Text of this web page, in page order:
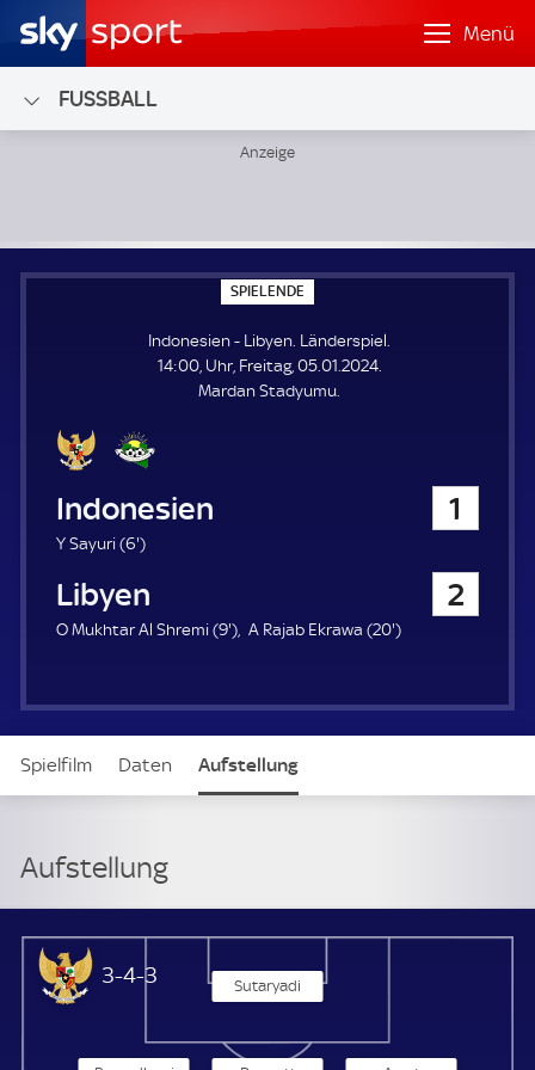
Menü
FUSSBALL
SPIELENDE
P
E
L
E
N
Indonesien - Libyen. Länderspiel.
14:00, Uhr, Freitag, 05.01.2024.
Mardan Stadyumu.
Indonesien 1
Y Sayuri (6'6
m
n
e
)
Libyen 2
O Mukhtar Al Shremi (9'9
t
e
) A Rajab Ekrawa (20'2
t
)
Spielfilm Daten Aufstellung
Aufstellung
Indonesien
3-4-3 Sutaryadi